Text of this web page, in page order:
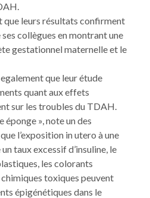
que leurs résultats confirment
collègues en montrant une
gestationnel maternelle et le
que leur étude
quant aux effets
sur les troubles du TDAH.
éponge », note un des
l’exposition in utero à une
taux excessif d’insuline, le
les colorants
toxiques peuvent
épigénétiques dans le